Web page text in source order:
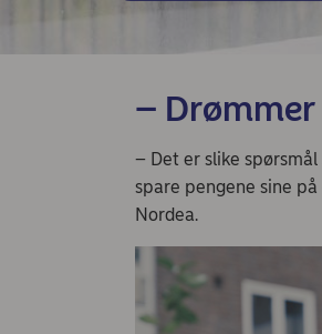
– Drømmer
– Det er slike
spare pengene sine
Nordea.